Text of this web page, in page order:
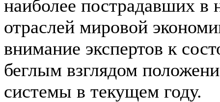
наиболее пострадавших
отраслей мировой
внимание экспертов к
беглым взглядом
системы в текущем году.